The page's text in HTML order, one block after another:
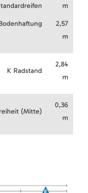
m
2,57
m
K Radstand
2,84
m
(Mitte)
0,36
m